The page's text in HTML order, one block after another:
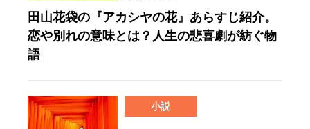
田山花袋の『アカシヤの花』あらすじ紹介。
恋や別れの意味とは？人生の悲喜劇が紡ぐ物
語
小説